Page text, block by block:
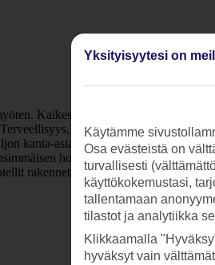
Kaikesta, aina sisustuksesta
maku ja kaunis esillepano
kanta-asiakkaita. RIU-hotellien
hotellinsa 1953. RIU-
rakennetaan aina lomakohteen
Yksityisyytesi on
Käytämme
Osa evästeistä on
turvallisesti
käyttökokemustasi,
tallentamaan
tilastot ja analytiikka
Klikkaamalla
hyväksyt vain